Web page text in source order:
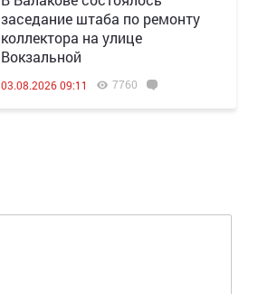
заседание штаба по ремонту
коллектора на улице
Вокзальной
03.08.2026 09:11 7760